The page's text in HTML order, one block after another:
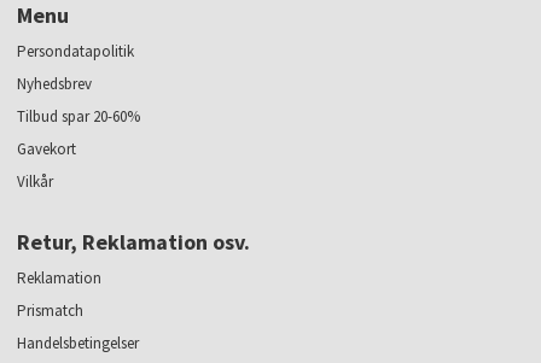
Menu
Persondatapolitik
Nyhedsbrev
Tilbud spar 20-60%
Gavekort
Vilkår
Retur, Reklamation osv.
Reklamation
Prismatch
Handelsbetingelser